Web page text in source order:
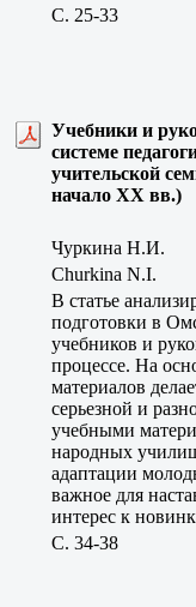
C. 25-33
Учебники и
системе
учительской
начало ХХ вв.)
Чуркина Н.И.
Churkina N.I.
В статье
подготовки в
учебников и
процессе. На
материалов
серьезной и
учебными
народных
адаптации
важное для
интерес к
C. 34-38